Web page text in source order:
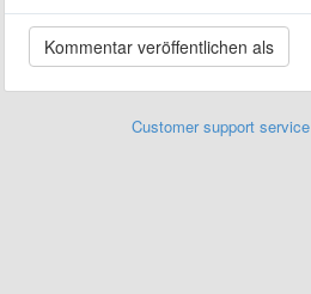
Customer support service